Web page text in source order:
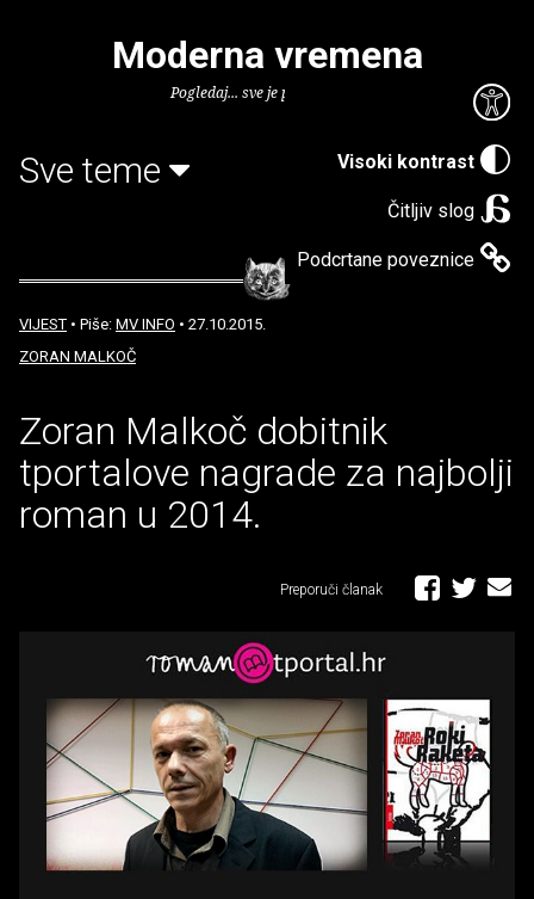
Visoki kontrast
Čitljiv slog
Podcrtane poveznice
Moderna vremena
Pogledaj... sve je puno knjiga.
Sve teme
VIJEST • Piše: MV INFO • 27.10.2015.
ZORAN MALKOČ
Zoran Malkoč dobitnik
tportalove nagrade za najbolji
roman u 2014.
Preporuči članak